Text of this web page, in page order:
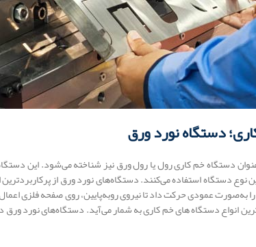
دستگاه خم کاری رول یا رول ورق نیز شناخته می‌شود. این
نوع دستگاه استفاده می‌کنند. دستگاه‌های نورد ورق از
به‌صورت عمودی حرکت داد تا نیروی روبه‌پایین، روی صفحه فلزی
انواع دستگاه های خم کاری به شمار می‌آید. دستگاه‌های نورد ورق